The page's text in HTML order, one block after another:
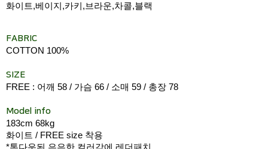
화이트,베이지,카키,브라운,차콜,블랙
FABRIC
COTTON 100%
SIZE
FREE : 어깨 58 / 가슴 66 / 소매 59 / 총장 78
Model info
183cm 68kg
화이트 / FREE size 착용
*톤다운된 은은한 컬러감에 레더패치